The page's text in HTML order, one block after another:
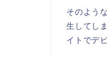
そのよう
生してし
イトでデ